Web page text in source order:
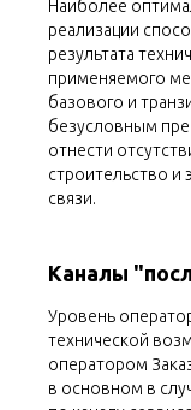
Наиболее
реализации
результата
применяемого
базового и
безусловным
отнести
строительство и
связи.
Каналы
Уровень
технической
оператором
в основном в